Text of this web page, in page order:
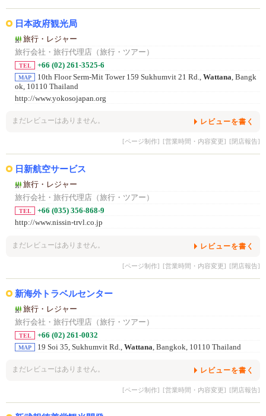
日本政府観光局
旅行・レジャー
旅行会社・旅行代理店（旅行・ツアー）
TEL +66 (02) 261-3525-6
MAP 10th Floor Serm-Mit Tower 159 Sukhumvit 21 Rd., Wattana, Bangk
ok, 10110 Thailand
http://www.yokosojapan.org
まだレビューはありません。 レビューを書く
[ページ制作] [営業時間・内容変更] [閉店報告]
日新航空サービス
旅行・レジャー
旅行会社・旅行代理店（旅行・ツアー）
TEL
+66 (035) 356-868-9
http://www.nissin-trvl.co.jp
まだレビューはありません。 レビューを書く
[ページ制作] [営業時間・内容変更] [閉店報告]
新海外トラベルセンター
旅行・レジャー
旅行会社・旅行代理店（旅行・ツアー）
TEL +66 (02) 261-0032
MAP 19 Soi 35, Sukhumvit Rd., Wattana, Bangkok, 10110 Thailand
まだレビューはありません。 レビューを書く
[ページ制作] [営業時間・内容変更] [閉店報告]